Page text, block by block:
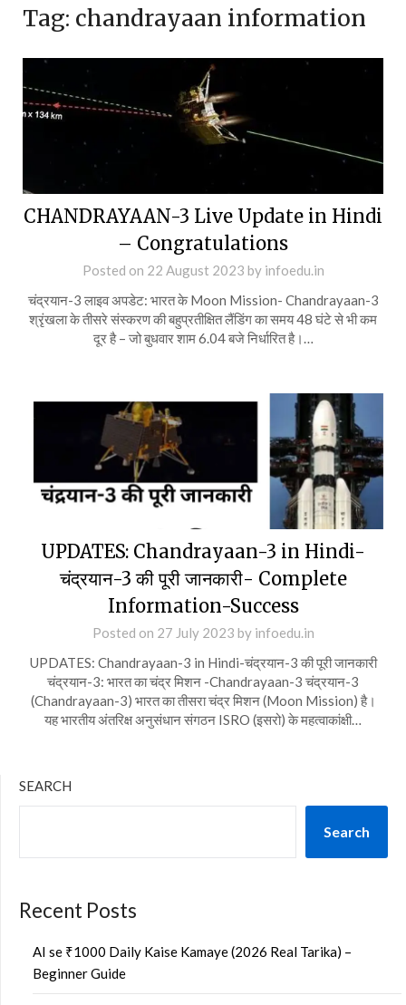
Tag: chandrayaan information
CHANDRAYAAN-3 Live Update in Hindi
– Congratulations
Posted on 22 August 2023 by infoedu.in
चंद्रयान-3 लाइव अपडेट: भारत के Moon Mission- Chandrayaan-3
श्रृंखला के तीसरे संस्करण की बहुप्रतीक्षित लैंडिंग का समय 48 घंटे से भी कम
दूर है – जो बुधवार शाम 6.04 बजे निर्धारित है।…
UPDATES: Chandrayaan-3 in Hindi-
चंद्रयान-3 की पूरी जानकारी- Complete
Information-Success
Posted on 27 July 2023 by infoedu.in
UPDATES: Chandrayaan-3 in Hindi-चंद्रयान-3 की पूरी जानकारी
चंद्रयान-3: भारत का चंद्र मिशन -Chandrayaan-3 चंद्रयान-3
(Chandrayaan-3) भारत का तीसरा चंद्र मिशन (Moon Mission) है।
यह भारतीय अंतरिक्ष अनुसंधान संगठन ISRO (इसरो) के महत्वाकांक्षी…
SEARCH
Search
Recent Posts
AI se ₹1000 Daily Kaise Kamaye (2026 Real Tarika) –
Beginner Guide